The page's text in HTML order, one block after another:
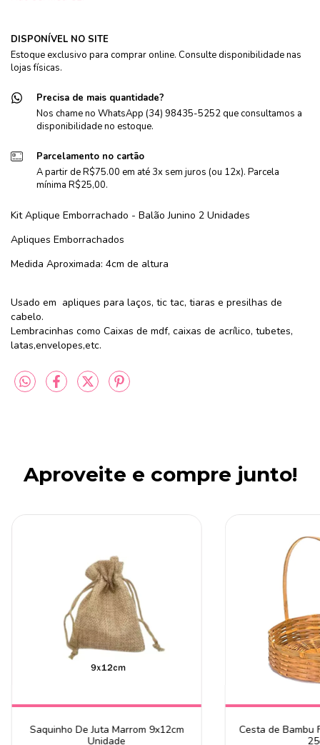
DISPONÍVEL NO SITE
Estoque exclusivo para comprar online. Consulte disponibilidade nas
lojas físicas.
Precisa de mais quantidade?
Nos chame no WhatsApp (34) 98435-5252 que consultamos a
disponibilidade no estoque.
Parcelamento no cartão
A partir de R$75.00 em até 3x sem juros (ou 12x). Parcela
mínima R$25,00.
Kit Aplique Emborrachado - Balão Junino 2 Unidades
Apliques Emborrachados
Medida Aproximada: 4cm de altura
Usado em apliques para laços, tic tac, tiaras e presilhas de
cabelo.
Lembracinhas como Caixas de mdf, caixas de acrílico, tubetes,
latas,envelopes,etc.
Aproveite e compre junto!
Saquinho De Juta Marrom 9x12cm
Unidade
Cesta de Bambu